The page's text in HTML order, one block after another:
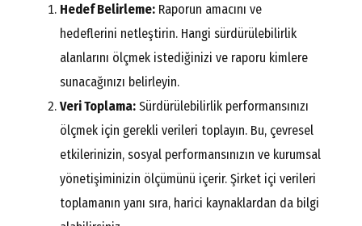
Hedef Belirleme: Raporun amacını ve
hedeflerini netleştirin. Hangi sürdürülebilirlik
alanlarını ölçmek istediğinizi ve raporu kimlere
sunacağınızı belirleyin.
Veri Toplama: Sürdürülebilirlik performansınızı
ölçmek için gerekli verileri toplayın. Bu, çevresel
etkilerinizin, sosyal performansınızın ve kurumsal
yönetişiminizin ölçümünü içerir. Şirket içi verileri
toplamanın yanı sıra, harici kaynaklardan da bilgi